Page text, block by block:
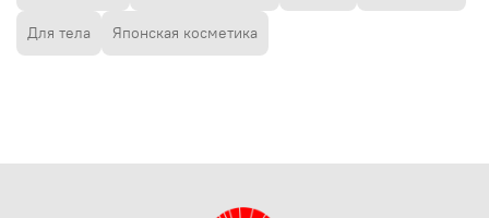
Для тела Японская косметика